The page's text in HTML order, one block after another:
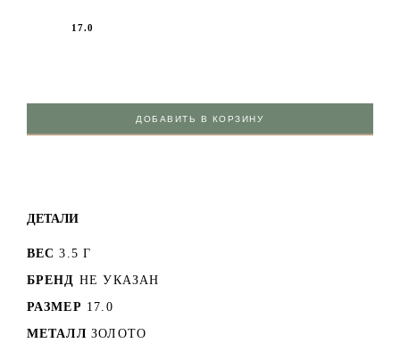
17.0
ДОБАВИТЬ В КОРЗИНУ
ДЕТАЛИ
ВЕС 3.5 Г
БРЕНД НЕ УКАЗАН
РАЗМЕР 17.0
МЕТАЛЛ ЗОЛОТО